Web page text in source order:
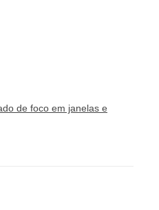
de foco em janelas e